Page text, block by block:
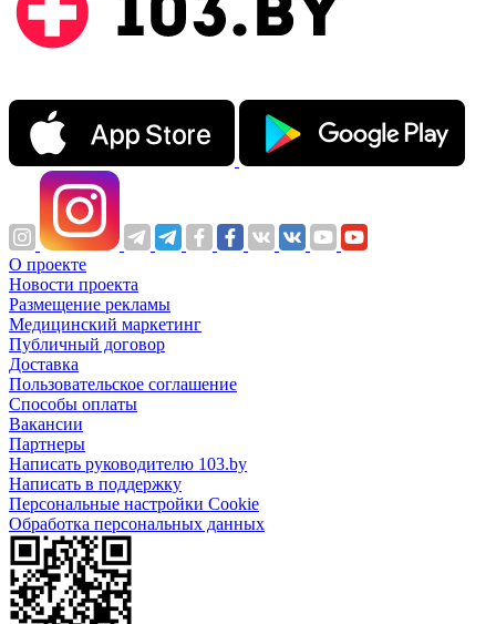
О проекте
Новости проекта
Размещение рекламы
Медицинский маркетинг
Публичный договор
Доставка
Пользовательское соглашение
Способы оплаты
Вакансии
Партнеры
Написать руководителю 103.by
Написать в поддержку
Персональные настройки Cookie
Обработка персональных данных